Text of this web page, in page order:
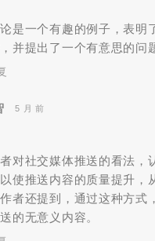
是一个有趣的例子，表明
并提出了一个有意思的问
5 月 前
对社交媒体推送的看法，
使推送内容的质量提升，
者还提到，通过这种方式
的无意义内容。